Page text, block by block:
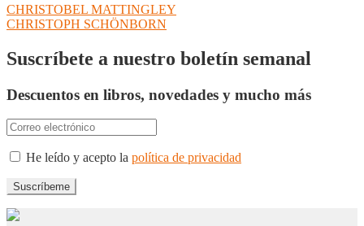
Navegación
de
entradas
Anterior:
CHRISTOBEL MATTINGLEY
Siguiente:
CHRISTOPH SCHÖNBORN
Suscríbete a nuestro boletín semanal
Descuentos en libros, novedades y mucho más
He leído y acepto la política de privacidad